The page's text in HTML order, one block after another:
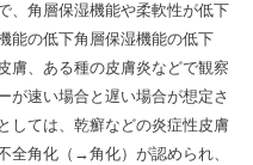
、角層保湿機能や柔軟性が低下
能の低下角層保湿機能の低下
膚、ある種の皮膚炎などで観察
が速い場合と遅い場合が想定さ
しては、乾癬などの炎症性皮膚
全角化（→角化）が認められ、